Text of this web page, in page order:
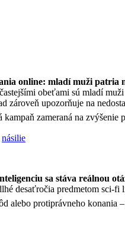
online: mladí muži patria
obeťami sú mladí
zároveň upozorňuje na
kampaň zameraná na
násilie
sa stáva reálnou
desaťročia predmetom sci-fi
alebo protiprávneho konania